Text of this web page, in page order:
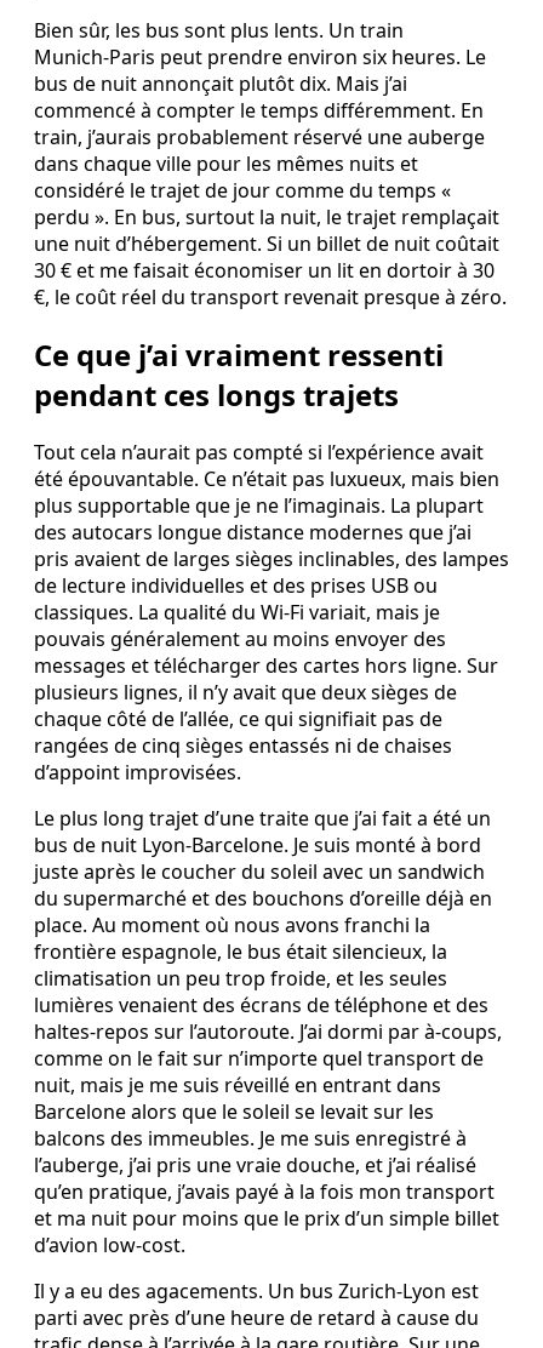
Bien sûr, les bus sont plus lents. Un train
Munich‑Paris peut prendre environ six heures. Le
bus de nuit annonçait plutôt dix. Mais j’ai
commencé à compter le temps différemment. En
train, j’aurais probablement réservé une auberge
dans chaque ville pour les mêmes nuits et
considéré le trajet de jour comme du temps «
perdu ». En bus, surtout la nuit, le trajet remplaçait
une nuit d’hébergement. Si un billet de nuit coûtait
30 € et me faisait économiser un lit en dortoir à 30
€, le coût réel du transport revenait presque à zéro.
Ce que j’ai vraiment ressenti
pendant ces longs trajets
Tout cela n’aurait pas compté si l’expérience avait
été épouvantable. Ce n’était pas luxueux, mais bien
plus supportable que je ne l’imaginais. La plupart
des autocars longue distance modernes que j’ai
pris avaient de larges sièges inclinables, des lampes
de lecture individuelles et des prises USB ou
classiques. La qualité du Wi‑Fi variait, mais je
pouvais généralement au moins envoyer des
messages et télécharger des cartes hors ligne. Sur
plusieurs lignes, il n’y avait que deux sièges de
chaque côté de l’allée, ce qui signifiait pas de
rangées de cinq sièges entassés ni de chaises
d’appoint improvisées.
Le plus long trajet d’une traite que j’ai fait a été un
bus de nuit Lyon‑Barcelone. Je suis monté à bord
juste après le coucher du soleil avec un sandwich
du supermarché et des bouchons d’oreille déjà en
place. Au moment où nous avons franchi la
frontière espagnole, le bus était silencieux, la
climatisation un peu trop froide, et les seules
lumières venaient des écrans de téléphone et des
haltes‑repos sur l’autoroute. J’ai dormi par à‑coups,
comme on le fait sur n’importe quel transport de
nuit, mais je me suis réveillé en entrant dans
Barcelone alors que le soleil se levait sur les
balcons des immeubles. Je me suis enregistré à
l’auberge, j’ai pris une vraie douche, et j’ai réalisé
qu’en pratique, j’avais payé à la fois mon transport
et ma nuit pour moins que le prix d’un simple billet
d’avion low‑cost.
Il y a eu des agacements. Un bus Zurich‑Lyon est
parti avec près d’une heure de retard à cause du